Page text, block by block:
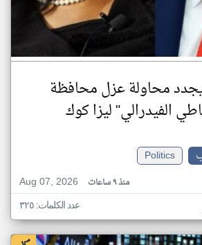
محاولة عزل محافظة
الفيدرالي" ليزا كوك
Politics
Aug 07, 2026
منذ ٩ ساعات
عدد الكلمات: ٣٢٥